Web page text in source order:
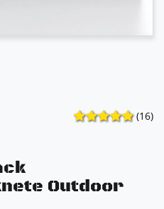
(16)
Outdoor